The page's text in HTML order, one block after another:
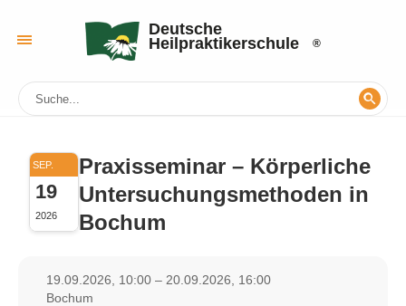
Deutsche
Heilpraktikerschule
SEP.
19
2026
Praxisseminar – Körperliche
Untersuchungsmethoden in
Bochum
19.09.2026, 10:00 – 20.09.2026, 16:00
Bochum